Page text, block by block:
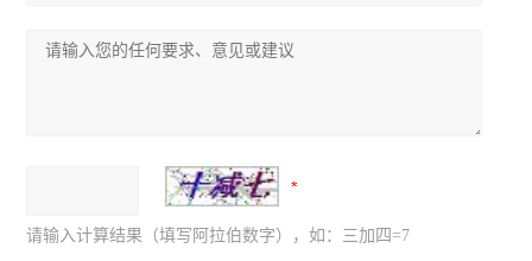
请输入计算结果（填写阿拉伯数字），如：三加四=7